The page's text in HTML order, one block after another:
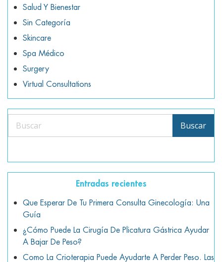
Salud Y Bienestar
Sin Categoría
Skincare
Spa Médico
Surgery
Virtual Consultations
Buscar Buscar
Entradas recientes
Que Esperar De Tu Primera Consulta Ginecología: Una
Guía
¿Cómo Puede La Cirugía De Plicatura Gástrica Ayudar
A Bajar De Peso?
Como La Crioterapia Puede Ayudarte A Perder Peso. Las